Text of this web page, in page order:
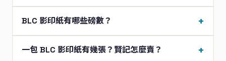
BLC 影印紙有哪些磅數？
一包 BLC 影印紙有幾張？賢記怎麼賣？